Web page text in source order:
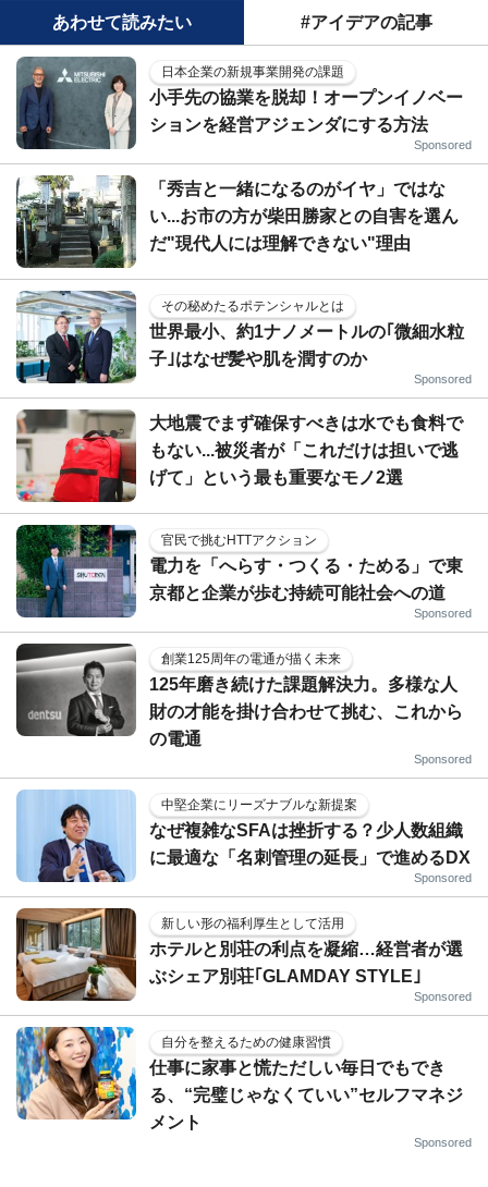
あわせて読みたい #アイデアの記事
日本企業の新規事業開発の課題
小手先の協業を脱却！オープンイノベー
ションを経営アジェンダにする方法
Sponsored
「秀吉と一緒になるのがイヤ」ではな
い...お市の方が柴田勝家との自害を選ん
だ"現代人には理解できない"理由
その秘めたるポテンシャルとは
世界最小、約1ナノメートルの｢微細水粒
子｣はなぜ髪や肌を潤すのか
Sponsored
大地震でまず確保すべきは水でも食料で
もない...被災者が「これだけは担いで逃
げて」という最も重要なモノ2選
官民で挑むHTTアクション
電力を「へらす・つくる・ためる」で東
京都と企業が歩む持続可能社会への道
Sponsored
創業125周年の電通が描く未来
125年磨き続けた課題解決力。多様な人
財の才能を掛け合わせて挑む、これから
の電通
Sponsored
中堅企業にリーズナブルな新提案
なぜ複雑なSFAは挫折する？少人数組織
に最適な「名刺管理の延長」で進めるDX
Sponsored
新しい形の福利厚生として活用
ホテルと別荘の利点を凝縮…経営者が選
ぶシェア別荘｢GLAMDAY STYLE｣
Sponsored
自分を整えるための健康習慣
仕事に家事と慌ただしい毎日でもでき
る、“完璧じゃなくていい”セルフマネジ
メント
Sponsored